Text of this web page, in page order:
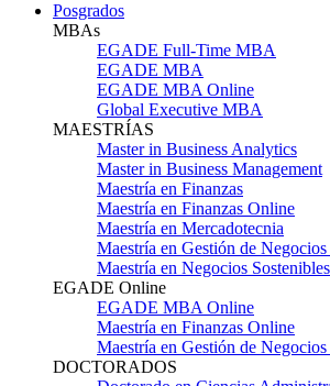
Posgrados
MBAs
EGADE Full-Time MBA
EGADE MBA
EGADE MBA Online
Global Executive MBA
MAESTRÍAS
Master in Business Analytics
Master in Business Management
Maestría en Finanzas
Maestría en Finanzas Online
Maestría en Mercadotecnia
Maestría en Gestión de
Maestría en Negocios Sostenibles
EGADE Online
EGADE MBA Online
Maestría en Finanzas Online
Maestría en Gestión de
DOCTORADOS